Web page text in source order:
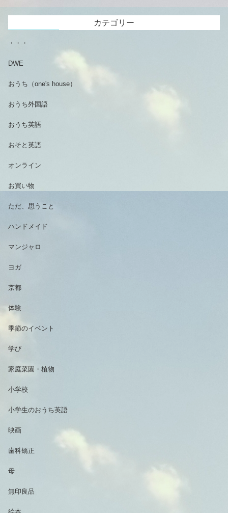
カテゴリー
・・・
DWE
おうち（one's house）
おうち外国語
おうち英語
おそと英語
オンライン
お買い物
ただ、思うこと
ハンドメイド
マンジャロ
ヨガ
京都
体験
季節のイベント
学び
家庭菜園・植物
小学校
小学生のおうち英語
映画
歯科矯正
母
無印良品
絵本